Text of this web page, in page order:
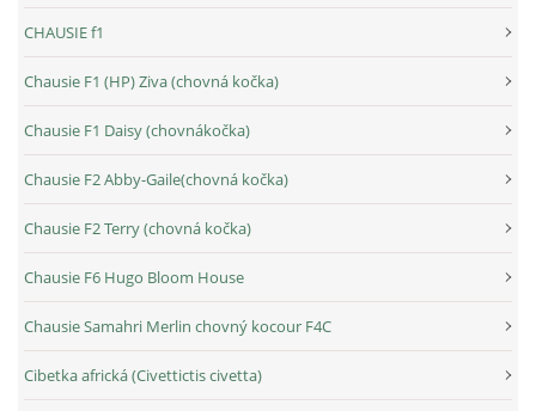
CHAUSIE f1
Chausie F1 (HP) Ziva (chovná kočka)
Chausie F1 Daisy (chovnákočka)
Chausie F2 Abby-Gaile(chovná kočka)
Chausie F2 Terry (chovná kočka)
Chausie F6 Hugo Bloom House
Chausie Samahri Merlin chovný kocour F4C
Cibetka africká (Civettictis civetta)